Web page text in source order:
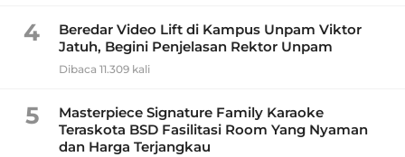
4
Beredar Video Lift di Kampus Unpam Viktor
Jatuh, Begini Penjelasan Rektor Unpam
Dibaca 11.309 kali
5
Masterpiece Signature Family Karaoke
Teraskota BSD Fasilitasi Room Yang Nyaman
dan Harga Terjangkau